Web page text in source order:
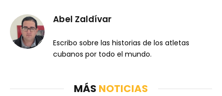
Abel Zaldívar
Escribo sobre las historias de los atletas
cubanos por todo el mundo.
MÁS NOTICIAS